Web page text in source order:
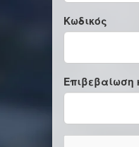
Κωδικός
Επιβεβαίωση